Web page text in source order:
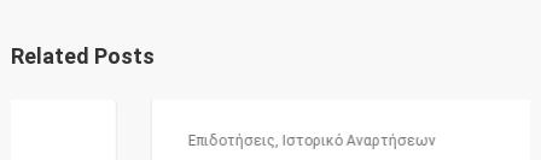
Related Posts
Ιστορικό Αναρτήσεων